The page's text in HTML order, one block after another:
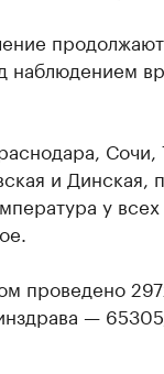
наблюдением
и
у
проведено
—